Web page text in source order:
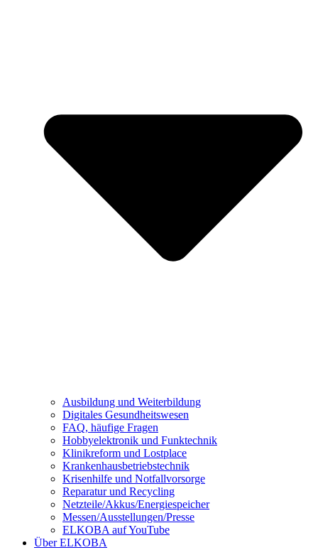
Ausbildung und Weiterbildung
Digitales Gesundheitswesen
FAQ, häufige Fragen
Hobbyelektronik und Funktechnik
Klinikreform und Lostplace
Krankenhausbetriebstechnik
Krisenhilfe und Notfallvorsorge
Reparatur und Recycling
Netzteile/Akkus/Energiespeicher
Messen/Ausstellungen/Presse
ELKOBA auf YouTube
Über ELKOBA